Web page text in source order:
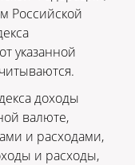
Российской
указанной
доходы
валюте,
и расходами,
и расходы,